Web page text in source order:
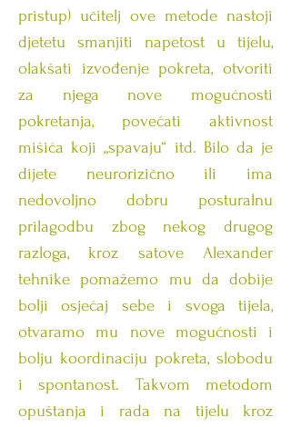
pristup) učitelj ove metode nastoji
djetetu smanjiti napetost u tijelu,
olakšati izvođenje pokreta, otvoriti
za njega nove mogućnosti
pokretanja, povećati aktivnost
mišića koji „spavaju“ itd. Bilo da je
dijete neurorizično ili ima
nedovoljno dobru posturalnu
prilagodbu zbog nekog drugog
razloga, kroz satove Alexander
tehnike pomažemo mu da dobije
bolji osjećaj sebe i svoga tijela,
otvaramo mu nove mogućnosti i
bolju koordinaciju pokreta, slobodu
i spontanost. Takvom metodom
opuštanja i rada na tijelu kroz